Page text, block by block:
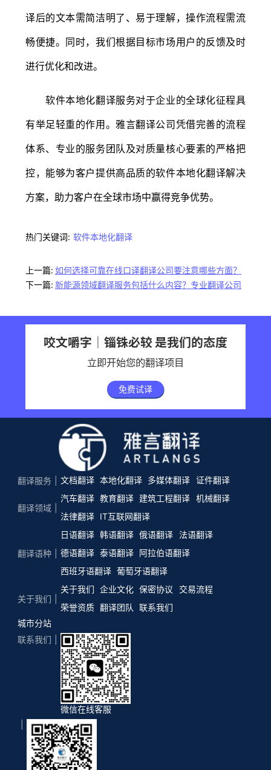
译后的文本需简洁明了、易于理解，操作流程需流
畅便捷。同时，我们根据目标市场用户的反馈及时
进行优化和改进。
软件本地化翻译服务对于企业的全球化征程具
有举足轻重的作用。雅言翻译公司凭借完善的流程
体系、专业的服务团队及对质量核心要素的严格把
控，能够为客户提供高品质的软件本地化翻译解决
方案，助力客户在全球市场中赢得竞争优势。
热门关键词: 软件本地化翻译
上一篇: 如何选择可靠在线口译翻译公司要注意哪些方面？
下一篇: 新能源领域翻译服务包括什么内容？专业翻译公司
咬文嚼字｜锱铢必较 是我们的态度
立即开始您的翻译项目
免费试译
翻译服务 文档翻译 本地化翻译 多媒体翻译 证件翻译
翻译领域
汽车翻译 教育翻译 建筑工程翻译 机械翻译
法律翻译
IT互联网翻译
翻译语种
日语翻译 韩语翻译 俄语翻译
法语翻译
德语翻译 泰语翻译 阿拉伯语翻译
西班牙语翻译 葡萄牙语翻译
关于我们
关于我们 企业文化 保密协议
交易流程
荣誉资质 翻译团队
联系我们
城市分站
联系我们
微信在线客服